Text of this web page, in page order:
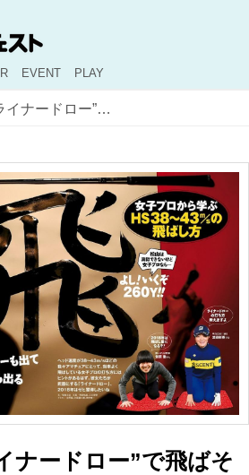
EVENT PLAY
2018年は“ライナードロー”で飛ばそう！ 「月刊ゴルフダイジェスト2月号」好評発売中
ナードロー”で飛ばそ